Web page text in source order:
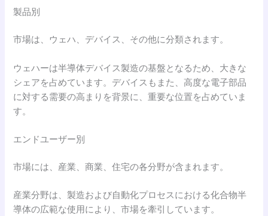
製品別
市場は、ウェハ、デバイス、その他に分類されます。
ウェハーは半導体デバイス製造の基盤となるため、大きな
シェアを占めています。デバイスもまた、高度な電子部品
に対する需要の高まりを背景に、重要な位置を占めていま
す。
エンドユーザー別
市場には、産業、商業、住宅の各分野が含まれます。
産業分野は、製造および自動化プロセスにおける化合物半
導体の広範な使用により、市場を牽引しています。